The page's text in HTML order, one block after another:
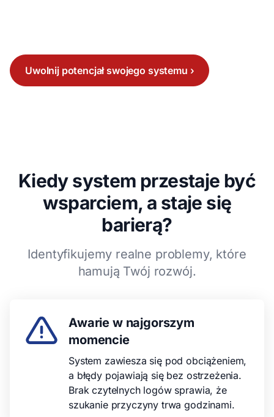
Uwolnij potencjał swojego systemu ›
Kiedy system przestaje być
wsparciem, a staje się
barierą?
Identyfikujemy realne problemy, które
hamują Twój rozwój.
Awarie w najgorszym
momencie
System zawiesza się pod obciążeniem,
a błędy pojawiają się bez ostrzeżenia.
Brak czytelnych logów sprawia, że
szukanie przyczyny trwa godzinami.